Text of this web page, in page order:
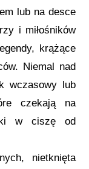
lub na desce
i miłośników
krążące
Niemal nad
wczasowy lub
czekają na
w ciszę od
nietknięta